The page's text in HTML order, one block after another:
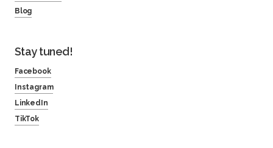
Blog
Stay tuned!
Facebook
Instagram
LinkedIn
TikTok